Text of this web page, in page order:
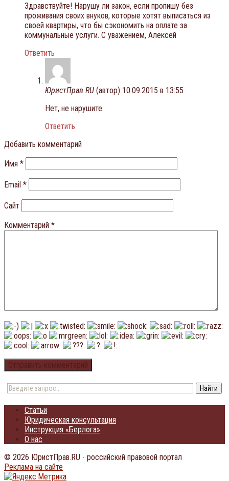
Здравствуйте! Нарушу ли закон, если пропишу без
проживания своих внуков, которые хотят выписаться из
своей квартиры, что бы сэкономить на оплате за
коммунальные услуги. С уважением, Алексей
Ответить
ЮристПрав.RU (автор) 10.09.2015 в 13:55
Нет, не нарушите.
Ответить
Добавить комментарий
Имя *
Email *
Сайт
Комментарий *
Статьи
Юридическая консультация
Инструкция «Берлога»
О нас
© 2026 ЮристПрав.RU - российский правовой портал
Реклама на сайте